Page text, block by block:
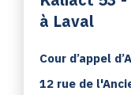
à Laval
Cour d’appel
12 rue de